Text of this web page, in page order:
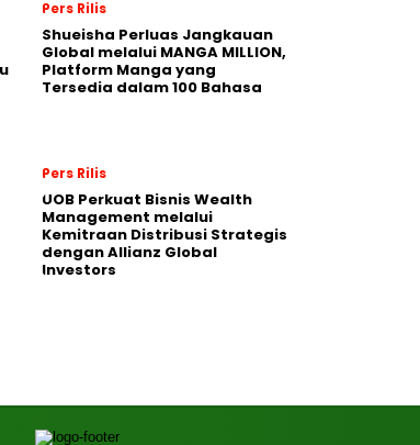
Pers Rilis
Shueisha Perluas Jangkauan
Global melalui MANGA MILLION,
Platform Manga yang
Tersedia dalam 100 Bahasa
Pers Rilis
UOB Perkuat Bisnis Wealth
Management melalui
Kemitraan Distribusi Strategis
dengan Allianz Global
Investors